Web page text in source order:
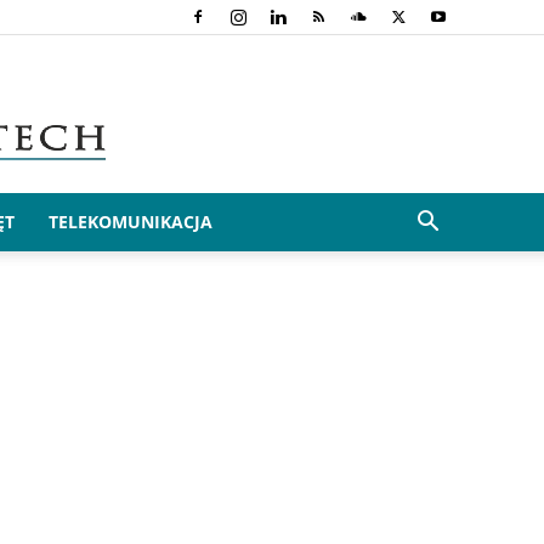
TELEKOMUNIKACJA